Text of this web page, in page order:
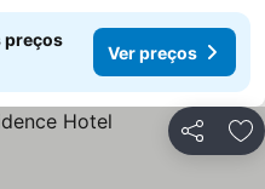
preços
Ver preços
Partilhar